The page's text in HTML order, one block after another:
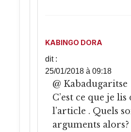
KABINGO DORA
dit :
25/01/2018 à 09:18
@ Kabadugaritse
C’est ce que je lis
l’article . Quels
arguments alors?